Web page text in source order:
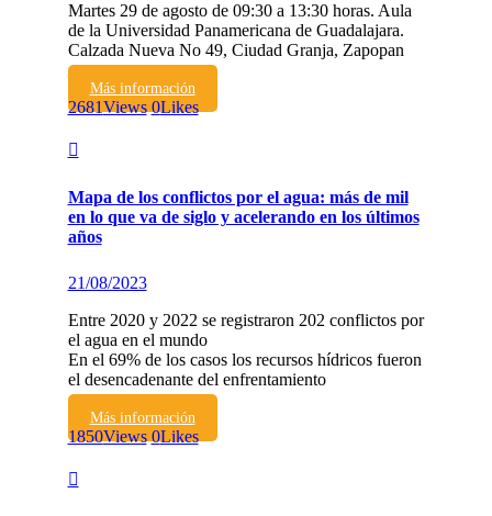
Martes 29 de agosto de 09:30 a 13:30 horas. Aula
de la Universidad Panamericana de Guadalajara.
Calzada Nueva No 49, Ciudad Granja, Zapopan
Más información
2681Views 0Likes
Mapa de los conflictos por el agua: más de mil
en lo que va de siglo y acelerando en los últimos
años
21/08/2023
Entre 2020 y 2022 se registraron 202 conflictos por
el agua en el mundo
En el 69% de los casos los recursos hídricos fueron
el desencadenante del enfrentamiento
Más información
1850Views 0Likes